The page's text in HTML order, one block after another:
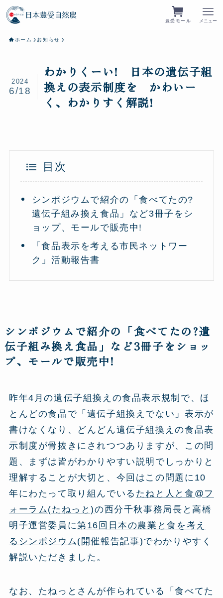
豊受モール メニュー
ホーム お知らせ
わかりくーい! 日本の遺伝子組
換えの表示制度を かわいー
く、わかりすく解説!
2024
6/18
目次
シンポジウムで紹介の「食べてたの?
遺伝子組み換え食品」など3冊子をシ
ョップ、モールで販売中!
「食品表示を考える市民ネットワー
ク」活動報告書
シンポジウムで紹介の「食べてたの?遺
伝子組み換え食品」など3冊子をショッ
プ、モールで販売中!
昨年4月の遺伝子組換えの食品表示規制で、ほ
とんどの食品で「遺伝子組換えでない」表示が
書けなくなり、どんどん遺伝子組換えの食品表
示制度が骨抜きにされつつありますが、この問
題、まずは皆がわかりやすい説明でしっかりと
理解することが大切と、今回はこの問題に10
年にわたって取り組んでいる たねと人と食@フ
ォーラム(たねっと)の西分千秋事務局長と高橋
明子運営委員に第16回日本の農業と食を考え
るシンポジウム ( 開催報告記事)でわかりやすく
解説いただきました。
なお、たねっとさんが作られている「食べてた